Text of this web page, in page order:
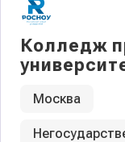
Колледж
Москва